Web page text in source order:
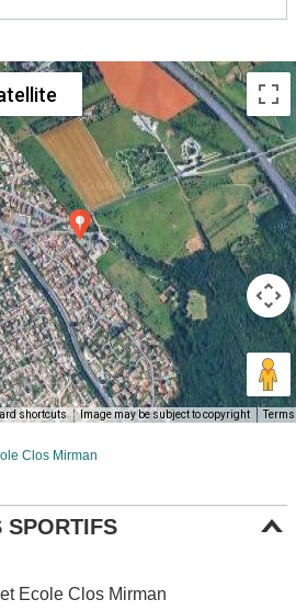
shortcuts Image may be subject to copyright Terms
Clos Mirman
SPORTIFS
Ecole Clos Mirman